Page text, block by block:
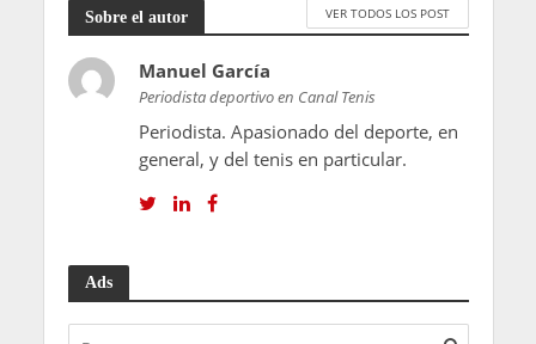
Sobre el autor VER TODOS LOS POST
Manuel García
Periodista deportivo en Canal Tenis
Periodista. Apasionado del deporte, en
general, y del tenis en particular.
Ads